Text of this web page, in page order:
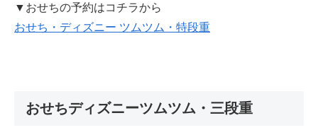
▼おせちの予約はコチラから
おせち・ディズニー ツムツム・特段重
おせちディズニーツムツム・三段重